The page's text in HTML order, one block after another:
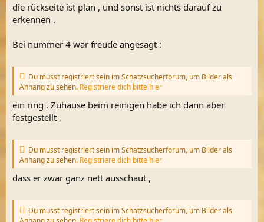
die rückseite ist plan , und sonst ist nichts darauf zu
erkennen .
Bei nummer 4 war freude angesagt :
Du musst registriert sein im Schatzsucherforum, um Bilder als
Anhang zu sehen. Registriere dich bitte hier
ein ring . Zuhause beim reinigen habe ich dann aber
festgestellt ,
Du musst registriert sein im Schatzsucherforum, um Bilder als
Anhang zu sehen. Registriere dich bitte hier
dass er zwar ganz nett ausschaut ,
Du musst registriert sein im Schatzsucherforum, um Bilder als